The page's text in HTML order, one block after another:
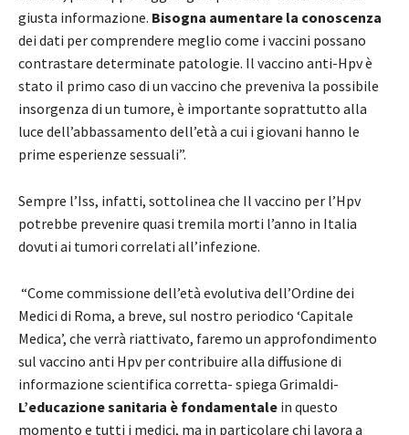
giusta informazione. Bisogna aumentare la conoscenza
dei dati per comprendere meglio come i vaccini possano
contrastare determinate patologie. Il vaccino anti-Hpv è
stato il primo caso di un vaccino che preveniva la possibile
insorgenza di un tumore, è importante soprattutto alla
luce dell’abbassamento dell’età a cui i giovani hanno le
prime esperienze sessuali”.
Sempre l’Iss, infatti, sottolinea che Il vaccino per l’Hpv
potrebbe prevenire quasi tremila morti l’anno in Italia
dovuti ai tumori correlati all’infezione.
“Come commissione dell’età evolutiva dell’Ordine dei
Medici di Roma, a breve, sul nostro periodico ‘Capitale
Medica’, che verrà riattivato, faremo un approfondimento
sul vaccino anti Hpv per contribuire alla diffusione di
informazione scientifica corretta- spiega Grimaldi-
L’educazione sanitaria è fondamentale in questo
momento e tutti i medici, ma in particolare chi lavora a